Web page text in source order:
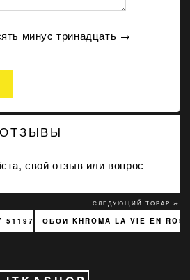
минуc тринадцать →
свой отзыв или вопрос
51197301
СЛЕДУЮЩИЙ ТОВАР ↣
ОБОИ KHROMA LA VIE EN